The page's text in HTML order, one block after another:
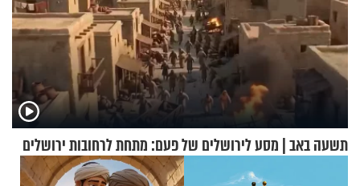
תשעה באב | מסע לירושלים של פעם: מתחת לרחובות ירושלים